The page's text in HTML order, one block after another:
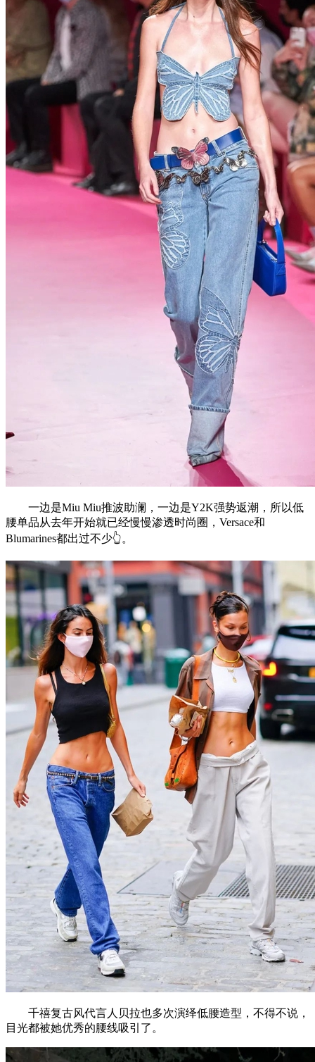
一边是Miu Miu推波助澜，一边是Y2K强势返潮，所以低
腰单品从去年开始就已经慢慢渗透时尚圈，Versace和
Blumarines都出过不少👆。
千禧复古风代言人贝拉也多次演绎低腰造型，不得不说，
目光都被她优秀的腰线吸引了。